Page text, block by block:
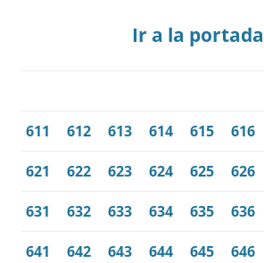
Ir a la portada
611 612 613 614 615 616
621 622 623 624 625 626
631 632 633 634 635 636
641 642 643 644 645 646